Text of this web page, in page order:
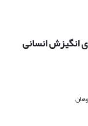
انگیزش انسانی